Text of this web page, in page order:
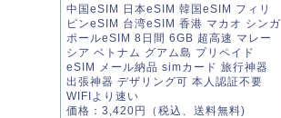
中国eSIM 日本eSIM 韓国eSIM フィリ
ピンeSIM 台湾eSIM 香港 マカオ シンガ
ポールeSIM 8日間 6GB 超高速 マレー
シア ベトナム グアム島 プリペイド
eSIM メール納品 simカード 旅行神器
出張神器 デザリング可 本人認証不要
WIFIより速い
価格：3,420円（税込、送料無料)